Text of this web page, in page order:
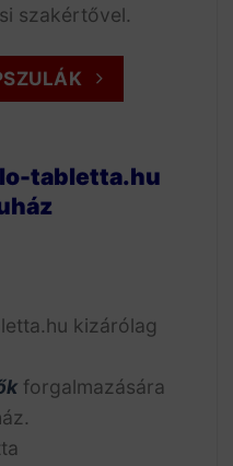
szakértővel.
tabletta.hu
kizárólag
forgalmazására